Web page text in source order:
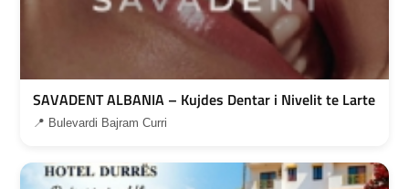
SAVADENT ALBANIA – Kujdes Dentar i Nivelit te Larte
📍 Bulevardi Bajram Curri